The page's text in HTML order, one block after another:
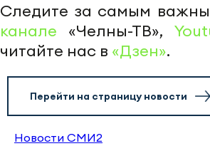
Следите за самым
канале «Челны-ТВ»,
читайте нас в «Дзен».
Перейти на страницу новости
Новости СМИ2